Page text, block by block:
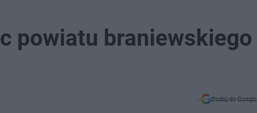
powiatu braniewskiego
Dodaj do Google